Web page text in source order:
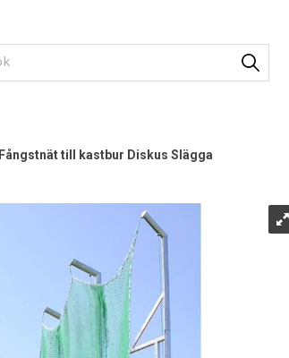
Fångstnät till kastbur Diskus Slägga